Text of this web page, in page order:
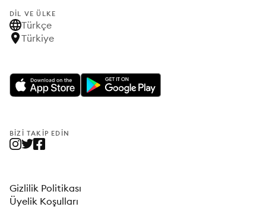
DIL VE ÜLKE
Türkçe
Türkiye
BIZI TAKIP EDIN
Gizlilik Politikası
Üyelik Koşulları